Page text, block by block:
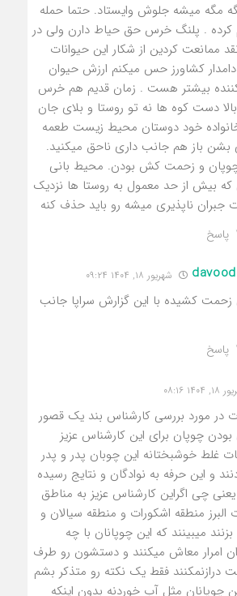
مگه میشه جلوش وایستاد. حتما حمله
. پلنگ خرس حق حیاط دارن ولی در
ممانعت کردین از شکار این حیوانات
کشاورز حس میکنم ارزش حیوان
کننده بیشتر هست . زمان قدیم هم خرس
دست کوه ها نه تو روستا و بلای جان
خود دوستان محیط زیست طعمه
باز هم جانب داری ناحق میکنید.
چوپان و زحمت کش بودن. محیط بانی
بیش از حد معمول به روستا ها نزدیک
جبران ناپذیری میشه رو باید حذف کنه
پاسخ
شهریور ۱۸, ۱۴۰۴ ۰۹:۲۴
کشیده با این گزارش سراپا جانب
پاسخ
۰۸:۱۶
در مورد بررسی کارشناس بند یک قصور
چوپان برای این کارشناس عزیز
غلط خوشبختانه این چوبان پدر و پدر
و این حرفه به نوادگان و نتایج رسیده
چی اگراین کارشناس عزیز به مناطق
البرز منطقه اشکورات و منطقه سیالان و
میبینند که این چوپانان با چه
امرار معاش میکنند و دستشون رو طرف
فقط یک نکته رو متذکر بشم
چوپانان مثل آب خوردنه بدون اینکه